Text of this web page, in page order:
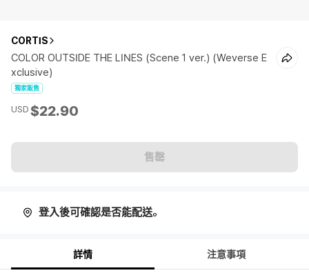
CORTIS
COLOR OUTSIDE THE LINES (Scene 1 ver.) (Weverse E
xclusive)
獨家販售
USD $22.90
售罄
登入後可確認是否能配送。
詳情 注意事項